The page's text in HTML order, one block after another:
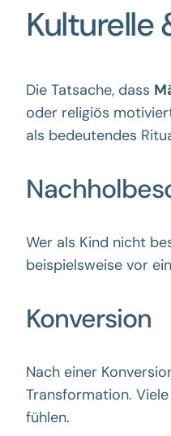
Kulturelle
Die Tatsache, dass
oder religiös
als bedeutendes
Wer als Kind nicht
beispielsweise vor
Konversion
Nach einer
Transformation.
fühlen.